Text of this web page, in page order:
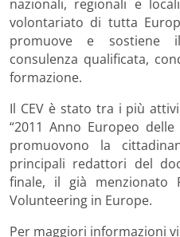
nazionali, regionali e
volontariato di tutta
promuove e sostiene
consulenza qualificata,
formazione.
Il CEV è stato tra i più
“2011 Anno Europeo
promuovono la
principali redattori del
finale, il già menzionato
Volunteering in Europe.
Per maggiori informazioni